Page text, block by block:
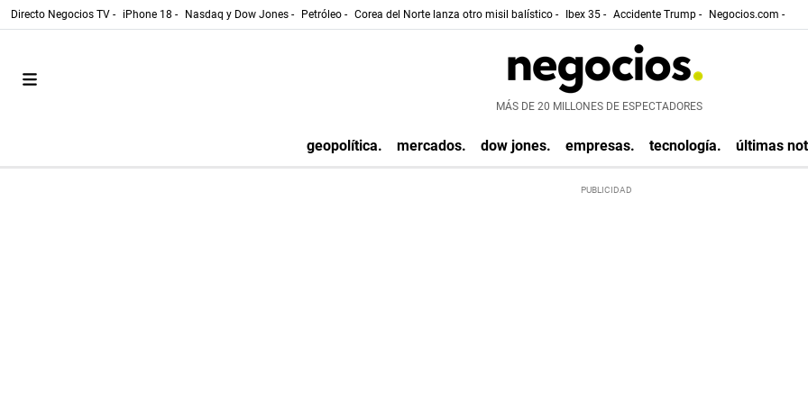
Directo Negocios TV - iPhone 18 - Nasdaq y Dow Jones - Petróleo - Corea del Norte lanza otro misil balístico - Ibex 35 - Accidente Trump - Negocios.com -
MÁS DE 20 MILLONES DE ESPECTADORES
geopolítica. mercados. dow jones. empresas. tecnología. últimas